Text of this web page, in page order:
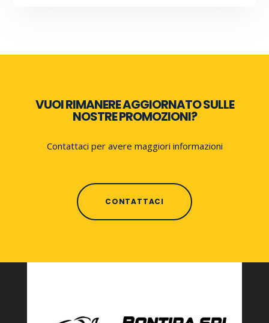
VUOI RIMANERE AGGIORNATO SULLE
NOSTRE PROMOZIONI?
Contattaci per avere maggiori informazioni
CONTATTACI